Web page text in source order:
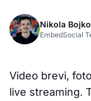
Nikola
EmbedSocial
Video brevi,
live streaming.